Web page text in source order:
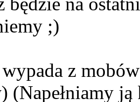
;)
z
(Napełniamy